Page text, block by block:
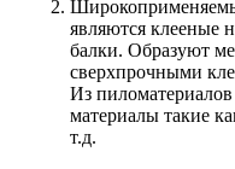
являются клееные
балки. Образуют
сверхпрочными
Из
материалы такие
т.д.